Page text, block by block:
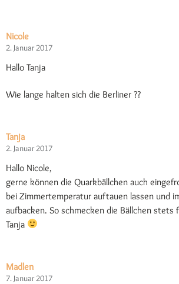
Nicole
2. Januar 2017
Hallo Tanja
Wie lange halten sich die Berliner ??
Tanja
2. Januar 2017
Hallo Nicole,
gerne können die Quarkbällchen auch
bei Zimmertemperatur auftauen lassen und
aufbacken. So schmecken die Bällchen stets
Tanja
Madlen
7. Januar 2017